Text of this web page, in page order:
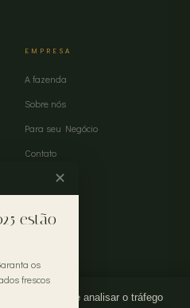
EMPRESA
A fazenda
Sobre nós
Para seu Negócio
Contato
✕
estão
os
frescos
experiência e analisar o tráfego